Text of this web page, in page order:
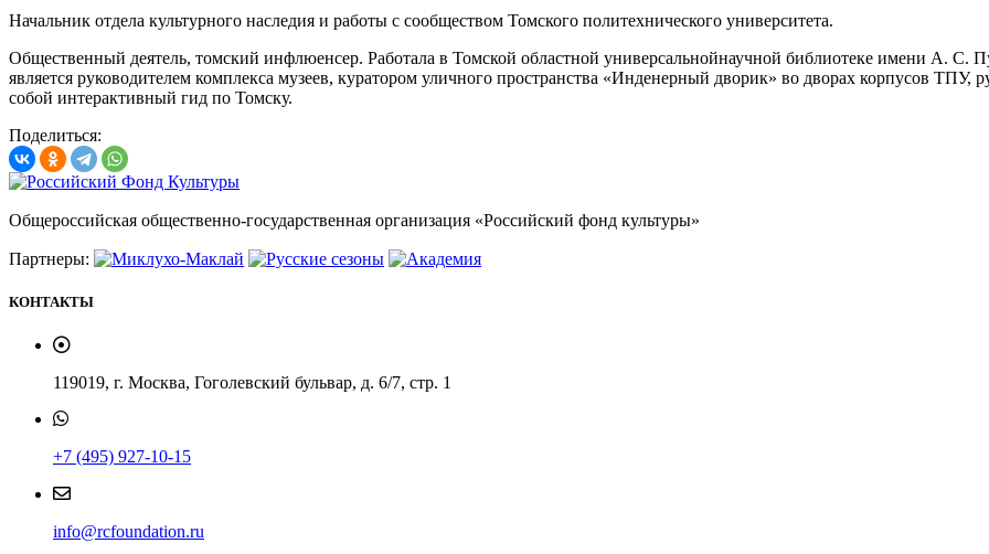
Начальник отдела культурного наследия и работы с сообществом Томского политехнического университета.
Общественный деятель, томский инфлюенсер. Работала в Томской областной универсальнойнаучной библиотеке имени А.
является руководителем комплекса музеев, куратором уличного пространства «Инденерный дворик» во дворах корпусов
собой интерактивный гид по Томску.
Поделиться:
Общероссийская общественно-государственная организация «Российский фонд культуры»
Партнеры:
КОНТАКТЫ
119019, г. Москва, Гоголевский бульвар, д. 6/7, стр. 1
+7 (495) 927-10-15
info@rcfoundation.ru